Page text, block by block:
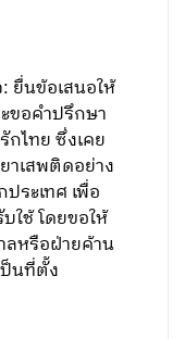
ยื่นข้อเสนอให้
ขอคำปรึกษา
ไทย ซึ่งเคย
าเสพติดอย่าง
ระเทศ เพื่อ
ใช้ โดยขอให้
ลหรือฝ่ายค้าน
นที่ตั้ง